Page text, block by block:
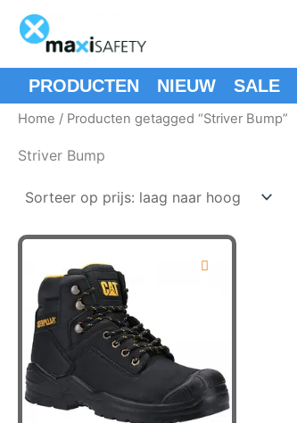
naar
inhoudPRODUCTEN NIEUW SALE
Home / Producten getagged “Striver Bump”
Striver Bump